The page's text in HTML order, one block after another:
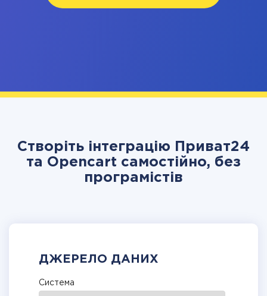
Створіть інтеграцію Приват24
та Opencart самостійно, без
програмістів
ДЖЕРЕЛО ДАНИХ
Система